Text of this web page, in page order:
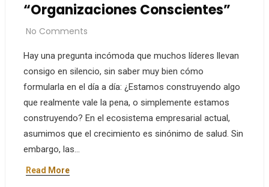
“Organizaciones Conscientes”
No Comments
Hay una pregunta incómoda que muchos líderes llevan
consigo en silencio, sin saber muy bien cómo
formularla en el día a día: ¿Estamos construyendo algo
que realmente vale la pena, o simplemente estamos
construyendo? En el ecosistema empresarial actual,
asumimos que el crecimiento es sinónimo de salud. Sin
embargo, las…
Read More